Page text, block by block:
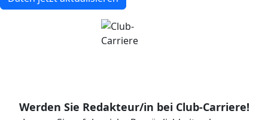
Werden Sie Redakteur/in bei Club-Carriere!